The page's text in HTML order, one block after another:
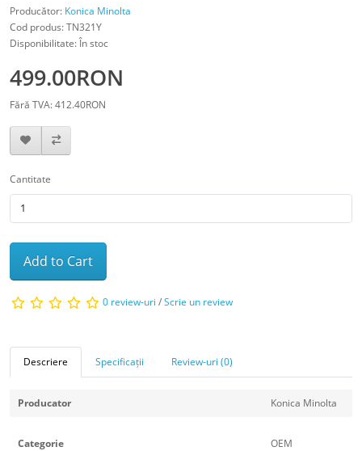
Producător: Konica Minolta
Cod produs: TN321Y
Disponibilitate: În stoc
499.00RON
Fără TVA: 412.40RON
Cantitate
Add to Cart
0 review-uri /Scrie un review
Descriere Specificații Review-uri (0)
Producator Konica Minolta
Categorie OEM